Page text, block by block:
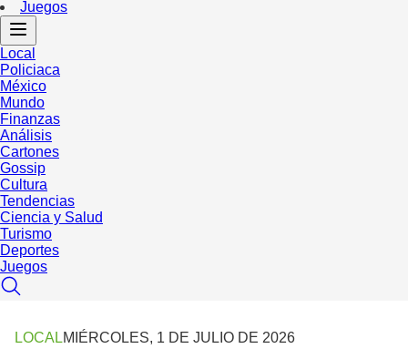
Juegos
Local
Policiaca
México
Mundo
Finanzas
Análisis
Cartones
Gossip
Cultura
Tendencias
Ciencia y Salud
Turismo
Deportes
Juegos
LOCALMIÉRCOLES, 1 DE JULIO DE 2026